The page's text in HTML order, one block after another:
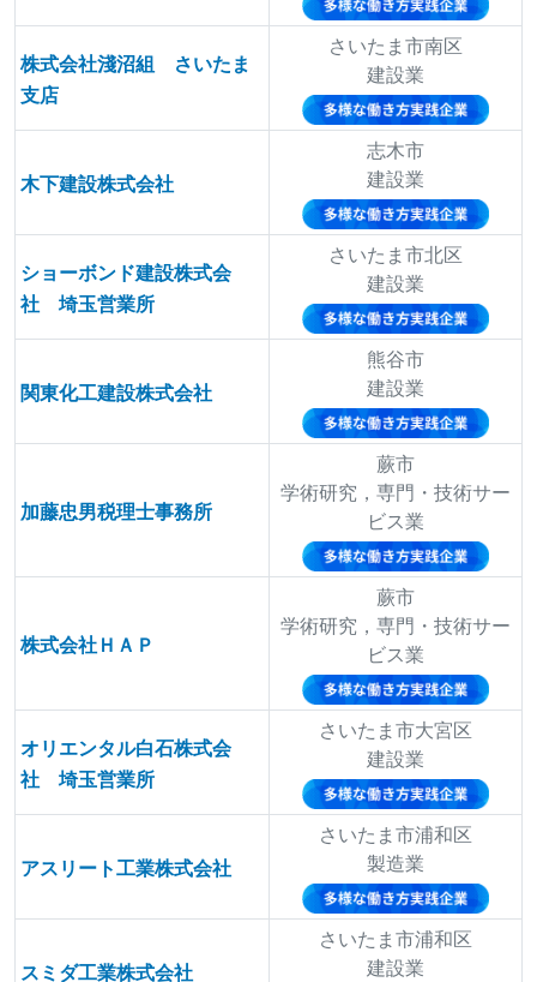
株式会社淺沼組 さいたま
支店
さいたま市南区
建設業
木下建設株式会社
志木市
建設業
ショーボンド建設株式会
社 埼玉営業所
さいたま市北区
建設業
関東化工建設株式会社
熊谷市
建設業
加藤忠男税理士事務所
蕨市
学術研究，専門・技術サー
ビス業
株式会社ＨＡＰ
蕨市
学術研究，専門・技術サー
ビス業
オリエンタル白石株式会
社 埼玉営業所
さいたま市大宮区
建設業
アスリート工業株式会社
さいたま市浦和区
製造業
スミダ工業株式会社
さいたま市浦和区
建設業